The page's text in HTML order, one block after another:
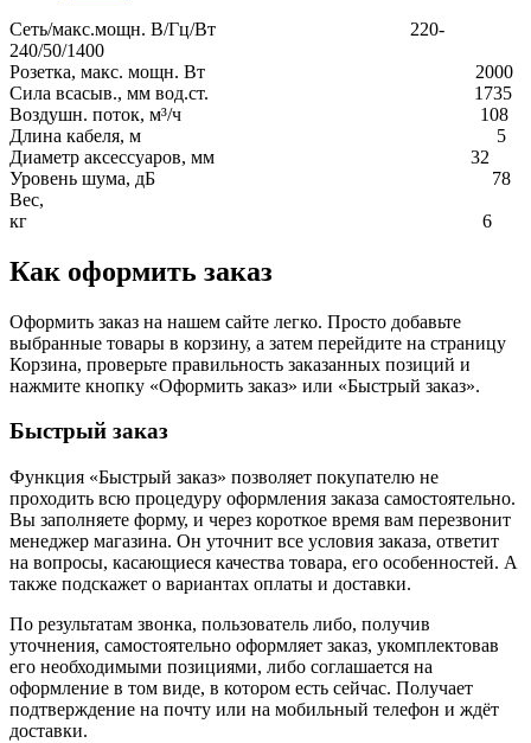
Сеть/макс.мощн. В/Гц/Вт 220-
240/50/1400
Розетка, макс. мощн. Вт 2000
Сила всасыв., мм вод.ст. 1735
Воздушн. поток, м³/ч 108
Длина кабеля, м 5
Диаметр аксессуаров, мм 32
Уровень шума, дБ 78
Вес,
кг 6
Как оформить заказ
Оформить заказ на нашем сайте легко. Просто добавьте
выбранные товары в корзину, а затем перейдите на страницу
Корзина, проверьте правильность заказанных позиций и
нажмите кнопку «Оформить заказ» или «Быстрый заказ».
Быстрый заказ
Функция «Быстрый заказ» позволяет покупателю не
проходить всю процедуру оформления заказа самостоятельно.
Вы заполняете форму, и через короткое время вам перезвонит
менеджер магазина. Он уточнит все условия заказа, ответит
на вопросы, касающиеся качества товара, его особенностей. А
также подскажет о вариантах оплаты и доставки.
По результатам звонка, пользователь либо, получив
уточнения, самостоятельно оформляет заказ, укомплектовав
его необходимыми позициями, либо соглашается на
оформление в том виде, в котором есть сейчас. Получает
подтверждение на почту или на мобильный телефон и ждёт
доставки.